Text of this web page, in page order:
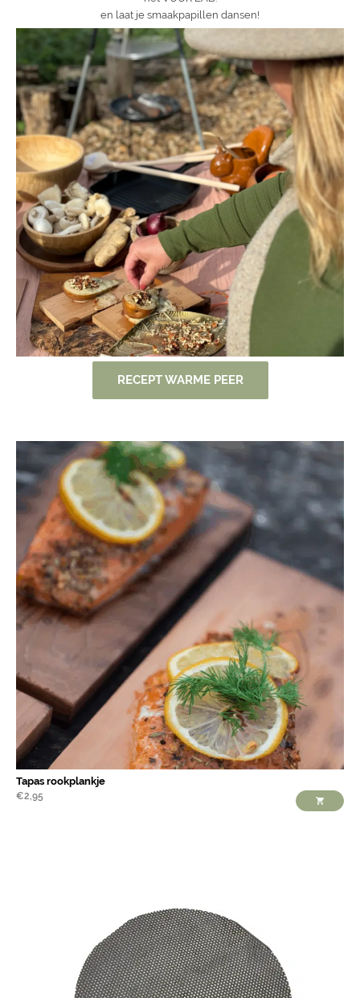
en laat je smaakpapillen dansen!
RECEPT WARME PEER
Tapas rookplankje
€2,95